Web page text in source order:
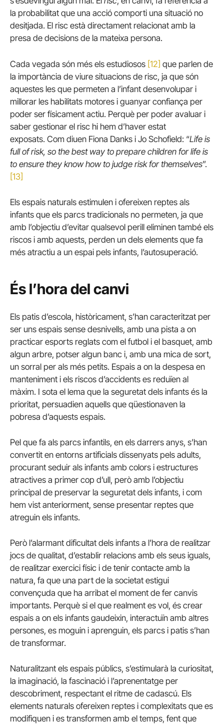
la probabilitat que una acció comporti una situació no
desitjada. El risc està directament relacionat amb la
presa de decisions de la mateixa persona.
Cada vegada són més els estudiosos [12] que parlen de
la importància de viure situacions de risc, ja que són
aquestes les que permeten a l’infant desenvolupar i
millorar les habilitats motores i guanyar confiança per
poder ser físicament actiu. Perquè per poder avaluar i
saber gestionar el risc hi hem d’haver estat
exposats. Com diuen Fiona Danks i Jo Schofield: “Life is
full of risk, so the best way to prepare children for life is
to ensure they know how to judge risk for themselves”.
[13]
Els espais naturals estimulen i ofereixen reptes als
infants que els parcs tradicionals no permeten, ja que
amb l’objectiu d’evitar qualsevol perill eliminen també els
riscos i amb aquests, perden un dels elements que fa
més atractiu a un espai pels infants, l’autosuperació.
És l’hora del canvi
Els patis d’escola, històricament, s’han caracteritzat per
ser uns espais sense desnivells, amb una pista a on
practicar esports reglats com el futbol i el basquet, amb
algun arbre, potser algun banc i, amb una mica de sort,
un sorral per als més petits. Espais a on la despesa en
manteniment i els riscos d’accidents es reduïen al
màxim. I sota el lema que la seguretat dels infants és la
prioritat, persuadien aquells que qüestionaven la
pobresa d’aquests espais.
Pel que fa als parcs infantils, en els darrers anys, s’han
convertit en entorns artificials dissenyats pels adults,
procurant seduir als infants amb colors i estructures
atractives a primer cop d’ull, però amb l’objectiu
principal de preservar la seguretat dels infants, i com
hem vist anteriorment, sense presentar reptes que
atreguin els infants.
Però l’alarmant dificultat dels infants a l’hora de realitzar
jocs de qualitat, d’establir relacions amb els seus iguals,
de realitzar exercici físic i de tenir contacte amb la
natura, fa que una part de la societat estigui
convençuda que ha arribat el moment de fer canvis
importants. Perquè si el que realment es vol, és crear
espais a on els infants gaudeixin, interactuïn amb altres
persones, es moguin i aprenguin, els parcs i patis s’han
de transformar.
Naturalitzant els espais públics, s’estimularà la curiositat,
la imaginació, la fascinació i l’aprenentatge per
descobriment, respectant el ritme de cadascú. Els
elements naturals ofereixen reptes i complexitats que es
modifiquen i es transformen amb el temps, fent que